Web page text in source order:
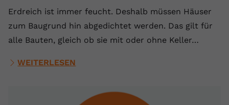
Erdreich ist immer feucht. Deshalb müssen Häuser
zum Baugrund hin abgedichtet werden. Das gilt für
alle Bauten, gleich ob sie mit oder ohne Keller…
WEITERLESEN